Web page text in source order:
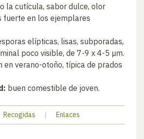
la cutícula, sabor dulce, olor
fuerte en los ejemplares
elípticas, lisas, subporadas,
poco visible, de 7-9 x 4-5 µm.
en verano-otoño, típica de prados
buen comestible de joven.
Recogidas | Enlaces